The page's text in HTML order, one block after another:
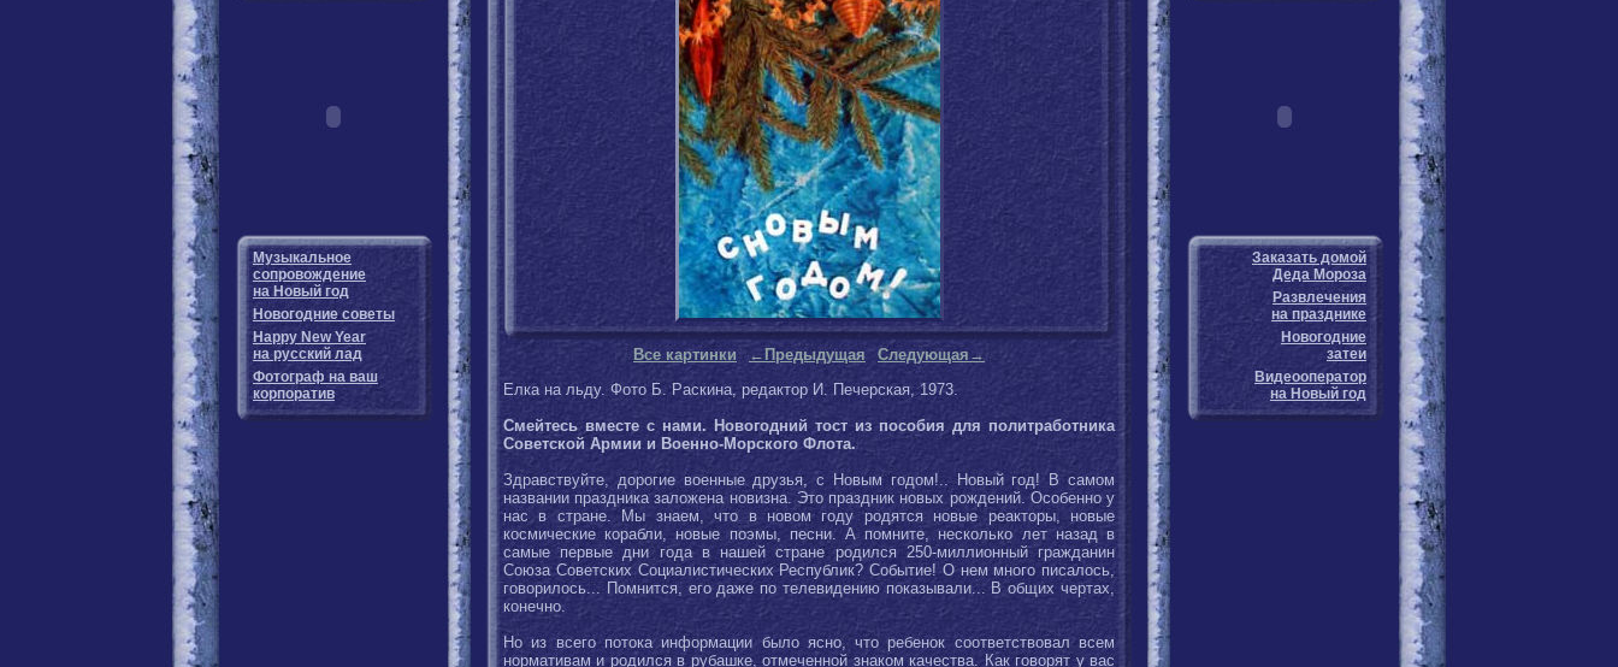
Музыкальное
сопровождение
на Новый год
Новогодние советы
Happy New Year
на русский лад
Фотограф на ваш
корпоратив
Все картинки ←Предыдущая
Следующая→
Елка на льду. Фото Б. Раскина, редактор И. Печерская, 1973.
Смейтесь вместе с нами. Новогодний тост из пособия для политработника
Советской Армии и Военно-Морского Флота.
Здравствуйте, дорогие военные друзья, с Новым годом!.. Новый год! В самом
названии праздника заложена новизна. Это праздник новых рождений. Особенно у
нас в стране. Мы знаем, что в новом году родятся новые реакторы, новые
космические корабли, новые поэмы, песни. А помните, несколько лет назад в
самые первые дни года в нашей стране родился 250-миллионный гражданин
Союза Советских Социалистических Республик? Событие! О нем много писалось,
говорилось... Помнится, его даже по телевидению показывали... В общих чертах,
конечно.
Но из всего потока информации было ясно, что ребенок соответствовал всем
нормативам и родился в рубашке, отмеченной знаком качества. Как говорят у вас
Заказать домой
Деда Мороза
Развлечения
на празднике
Новогодние
затеи
Видеооператор
на Новый год